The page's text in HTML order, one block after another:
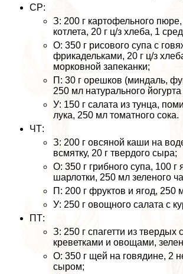
СР:
З: 200 г картофельного
котлета, 20 г ц/з хлеба, 1
О: 350 г рисового супа с
фрикадельками, 20 г ц/з
морковной запеканки;
П: 30 г орешков (миндаль,
250 мл натурального
У: 150 г салата из тунца,
лука, 250 мл томатного сока.
ЧТ:
З: 200 г овсяной каши на
всмятку, 20 г твердого сыра;
О: 350 г грибного супа, 100 г
шарлотки, 250 мл зеленого
П: 200 г фруктов и ягод, 250
У: 250 г овощного салата с
ПТ:
З: 250 г спагетти из
креветками и овощами,
О: 350 г щей на говядине, 2
сыром;